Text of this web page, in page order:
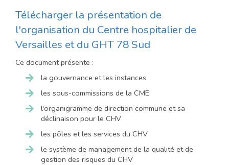
Télécharger la présentation de
l'organisation du Centre hospitalier de
Versailles et du GHT 78 Sud
Ce document présente :
la gouvernance et les instances
les sous-commissions de la CME
l'organigramme de direction commune et sa
déclinaison pour le CHV
les pôles et les services du CHV
le système de management de la qualité et de
gestion des risques du CHV